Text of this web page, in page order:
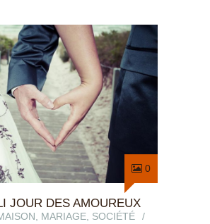
0
JOUR DES AMOUREUX
MARIAGE SOCIÉTÉ